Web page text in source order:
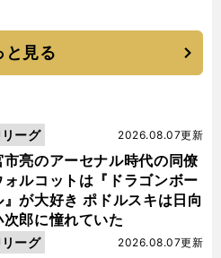
と見る
市亮のアーセナル時代の同僚
ォルコットは『ドラゴンボー
』が大好き ポドルスキは日向
次郎に憧れていた
2026.08.07更新
ーグ
2026.08.07更新
ーグ